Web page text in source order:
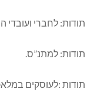
תודות: לחברי ועובדי
תודות: למתנ”ס.
תודות :לעוסקים